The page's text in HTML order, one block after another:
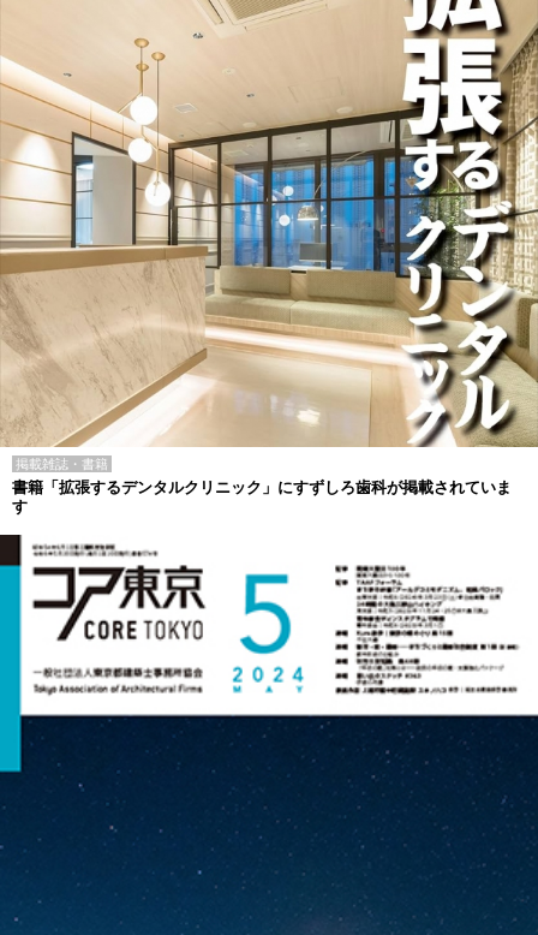
掲載雑誌・書籍
書籍「拡張するデンタルクリニック」にすずしろ歯科が掲載されていま
す